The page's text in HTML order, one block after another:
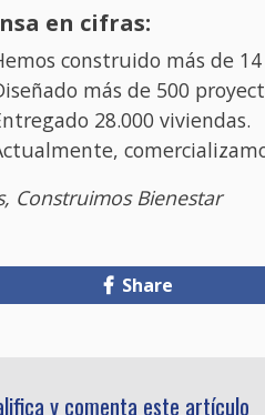
en cifras:
construido más de
más de 500
28.000 viviendas.
Construimos Bienestar
Share
y comenta este artículo